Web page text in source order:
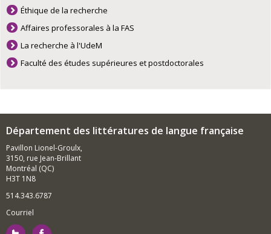
Éthique de la recherche
Affaires professorales à la FAS
La recherche à l'UdeM
Faculté des études supérieures et postdoctorales
Département des littératures de langue française
Pavillon Lionel-Groulx,
3150, rue Jean-Brillant
Montréal (QC)
H3T 1N8
514.343.6787
Courriel